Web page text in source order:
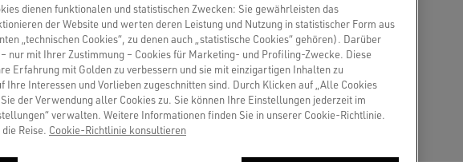
sind kostenlos.
dienen funktionalen und statistischen Zwecken: Sie gewährleisten das
der Website und werten deren Leistung und Nutzung in statistischer Form aus
„technischen Cookies“, zu denen auch „statistische Cookies“ gehören). Darüber
nur mit Ihrer Zustimmung – Cookies für Marketing- und Profiling-Zwecke. Diese
Erfahrung mit Golden zu verbessern und sie mit einzigartigen Inhalten zu
Ihre Interessen und Vorlieben zugeschnitten sind. Durch Klicken auf „Alle Cookies
der Verwendung aller Cookies zu. Sie können Ihre Einstellungen jederzeit im
verwalten. Weitere Informationen finden Sie in unserer Cookie-Richtlinie.
Reise. Cookie-Richtlinie konsultieren